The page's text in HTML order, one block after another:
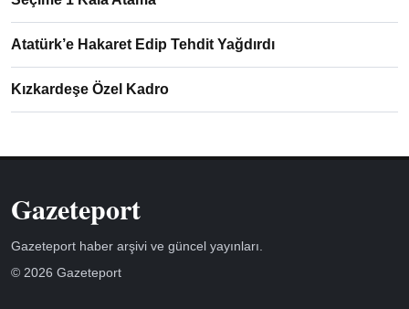
Atatürk’e Hakaret Edip Tehdit Yağdırdı
Kızkardeşe Özel Kadro
Gazeteport
Gazeteport haber arşivi ve güncel yayınları.
© 2026 Gazeteport